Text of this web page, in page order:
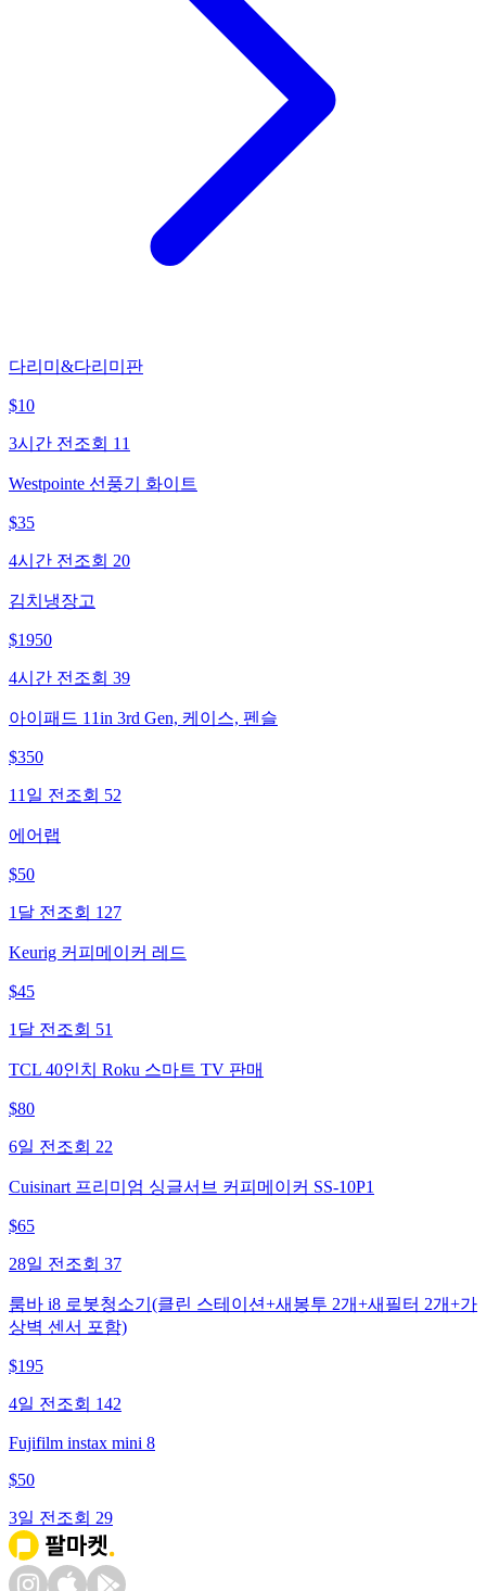
다리미&다리미판
$10
3시간 전 조회 11
Westpointe 선풍기 화이트
$35
4시간 전 조회 20
김치냉장고
$1950
4시간 전 조회 39
아이패드 11in 3rd Gen, 케이스, 펜슬
$350
11일 전 조회 52
에어랩
$50
1달 전 조회 127
Keurig 커피메이커 레드
$45
1달 전 조회 51
TCL 40인치 Roku 스마트 TV 판매
$80
6일 전 조회 22
Cuisinart 프리미엄 싱글서브 커피메이커 SS-10P1
$65
28일 전 조회 37
룸바 i8 로봇청소기(클린 스테이션+새봉투 2개+새필터 2개+가
상벽 센서 포함)
$195
4일 전 조회 142
Fujifilm instax mini 8
$50
3일 전 조회 29